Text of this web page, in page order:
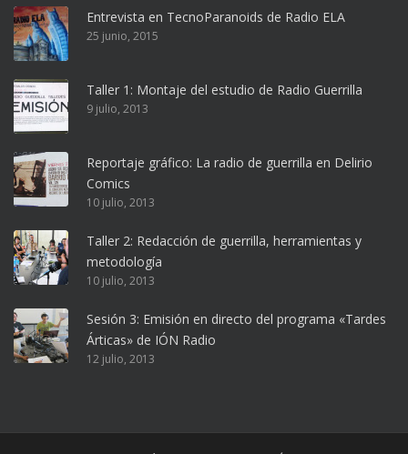
Entrevista en TecnoParanoids de Radio ELA
25 junio, 2015
Taller 1: Montaje del estudio de Radio Guerrilla
9 julio, 2013
Reportaje gráfico: La radio de guerrilla en Delirio
Comics
10 julio, 2013
Taller 2: Redacción de guerrilla, herramientas y
metodología
10 julio, 2013
Sesión 3: Emisión en directo del programa «Tardes
Árticas» de IÓN Radio
12 julio, 2013